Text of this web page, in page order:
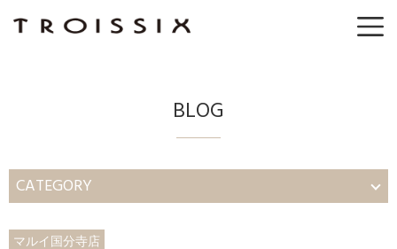
BLOG
CATEGORY
マルイ国分寺店